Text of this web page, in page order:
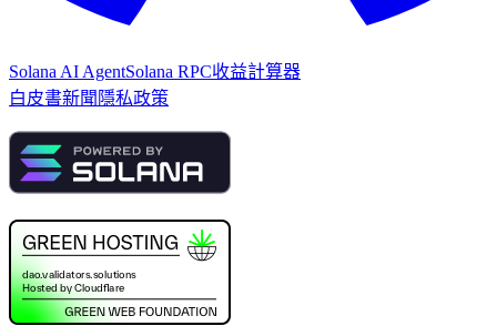
Solana AI AgentSolana RPC收益計算器
白皮書新聞 隱私政策